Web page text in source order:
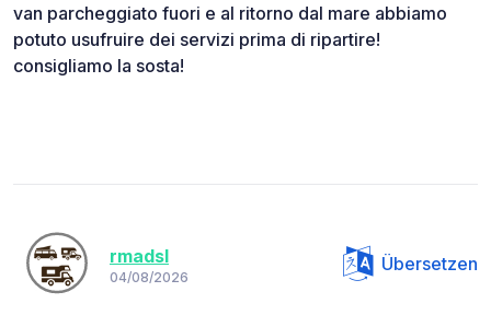
van parcheggiato fuori e al ritorno dal mare abbiamo
potuto usufruire dei servizi prima di ripartire!
consigliamo la sosta!
rmadsl
04/08/2026
Übersetzen